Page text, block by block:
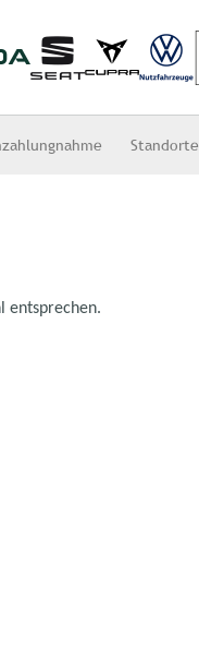
Standorte
entsprechen.